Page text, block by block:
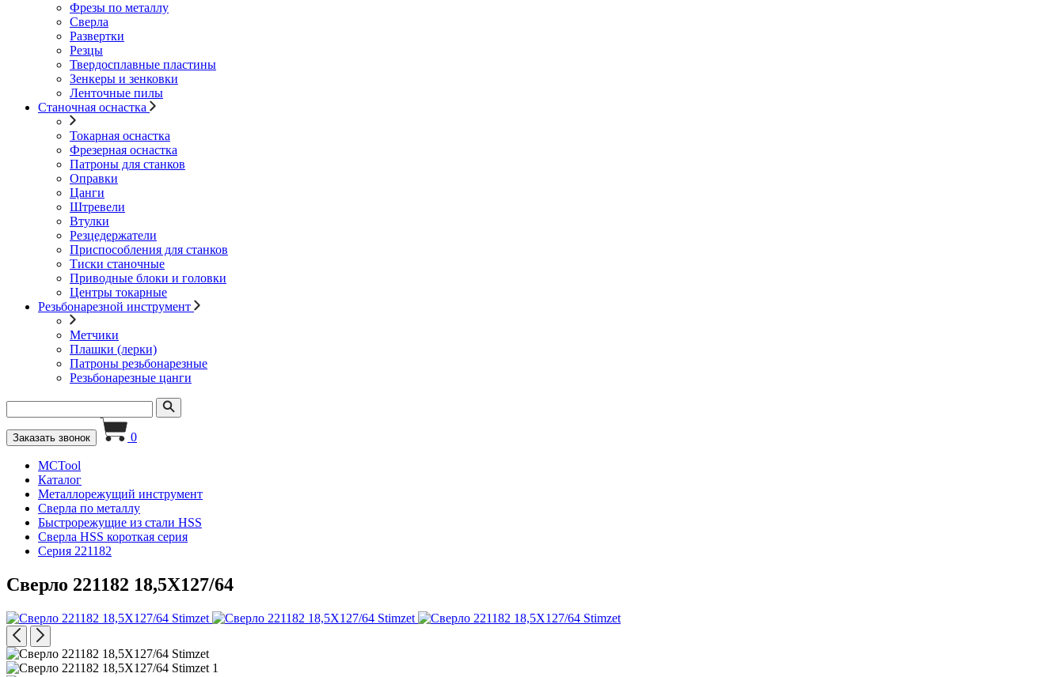
Фрезы по металлу
Сверла
Развертки
Резцы
Твердосплавные пластины
Зенкеры и зенковки
Ленточные пилы
Станочная оснастка
Токарная оснастка
Фрезерная оснастка
Патроны для станков
Оправки
Цанги
Штревели
Втулки
Резцедержатели
Приспособления для станков
Тиски станочные
Приводные блоки и головки
Центры токарные
Резьбонарезной инструмент
Метчики
Плашки (лерки)
Патроны резьбонарезные
Резьбонарезные цанги
Заказать звонок 0
MCTool
Каталог
Металлорежущий инструмент
Сверла по металлу
Быстрорежущие из стали HSS
Сверла HSS короткая серия
Серия 221182
Сверло 221182 18,5X127/64